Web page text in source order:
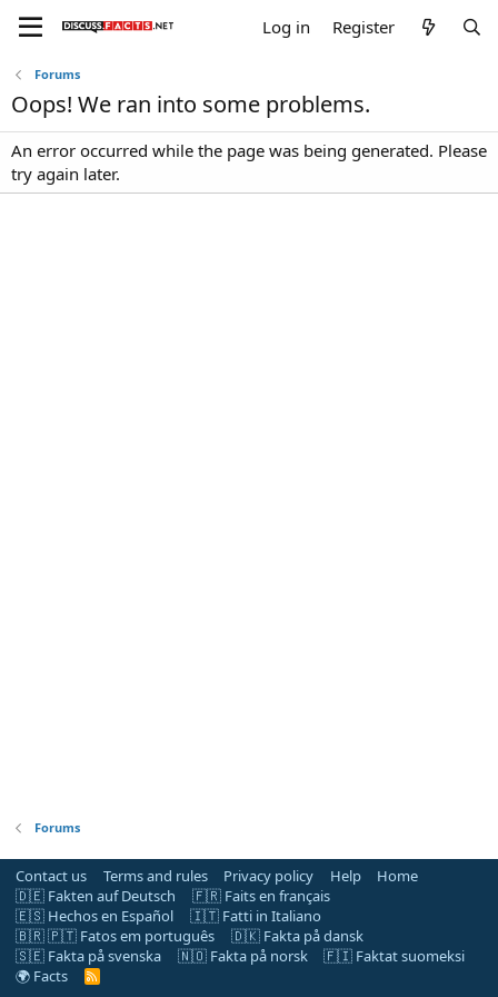
Log in Register
Forums
Oops! We ran into some problems.
An error occurred while the page was being generated. Please
try again later.
Forums
Contact us Terms and rules Privacy policy Help
Home
🇩🇪 Fakten auf Deutsch
🇫🇷 Faits en français
🇪🇸 Hechos en Español
🇮🇹 Fatti in Italiano
🇧🇷 🇵🇹 Fatos em português
🇩🇰 Fakta på dansk
🇸🇪 Fakta på svenska
🇳🇴 Fakta på norsk
🇫🇮 Faktat suomeksi
🌍 Facts
R